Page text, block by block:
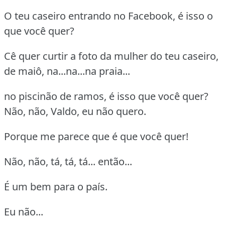
O teu caseiro entrando no Facebook, é isso o
que você quer?
Cê quer curtir a foto da mulher do teu caseiro,
de maiô, na...na...na praia...
no piscinão de ramos, é isso que você quer?
Não, não, Valdo, eu não quero.
Porque me parece que é que você quer!
Não, não, tá, tá, tá... então...
É um bem para o país.
Eu não...